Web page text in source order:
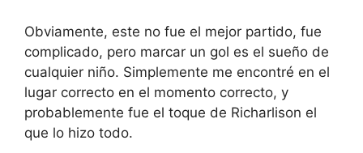
Obviamente, este no fue el mejor partido, fue
complicado, pero marcar un gol es el sueño de
cualquier niño. Simplemente me encontré en el
lugar correcto en el momento correcto, y
probablemente fue el toque de Richarlison el
que lo hizo todo.